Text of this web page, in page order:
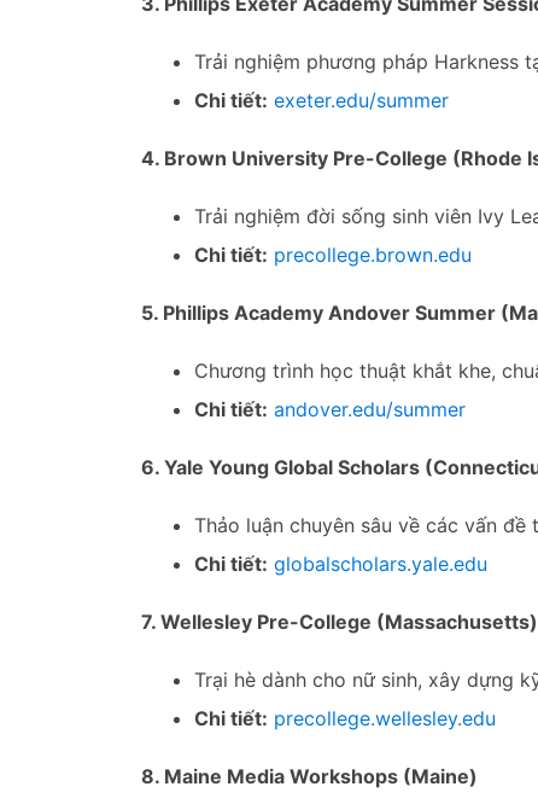
Trải nghiệm phương pháp Harkness
Chi tiết: exeter.edu/summer
4. Brown University Pre-College (Rhode
Trải nghiệm đời sống sinh viên Ivy
Chi tiết: precollege.brown.edu
5. Phillips Academy Andover Summer
Chương trình học thuật khắt khe,
Chi tiết: andover.edu/summer
6. Yale Young Global Scholars
Thảo luận chuyên sâu về các vấn
Chi tiết: globalscholars.yale.edu
7. Wellesley Pre-College (Massachusetts)
Trại hè dành cho nữ sinh, xây dựng
Chi tiết: precollege.wellesley.edu
8. Maine Media Workshops (Maine)